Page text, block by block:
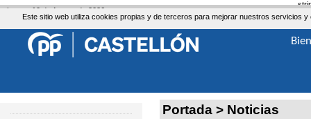
Este sitio web utiliza cookies propias y de terceros para mejorar nuestros servicios
Portada > Noticias
Lunes, 10 de Agosto de 2026